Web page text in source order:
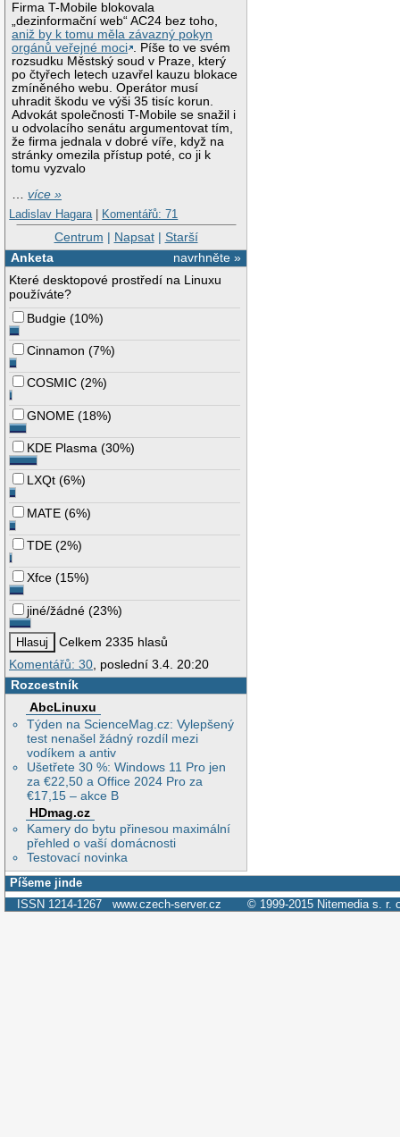
Firma T-Mobile blokovala
„dezinformační web“ AC24 bez toho,
aniž by k tomu měla závazný pokyn
orgánů veřejné moci . Píše to ve svém
rozsudku Městský soud v Praze, který
po čtyřech letech uzavřel kauzu blokace
zmíněného webu. Operátor musí
uhradit škodu ve výši 35 tisíc korun.
Advokát společnosti T-Mobile se snažil i
u odvolacího senátu argumentovat tím,
že firma jednala v dobré víře, když na
stránky omezila přístup poté, co ji k
tomu vyzvalo
…více »
Ladislav Hagara | Komentářů: 71
Centrum | Napsat| Starší
navrhněte »
Anketa
Které desktopové prostředí na Linuxu
používáte?
Budgie (10%)
Cinnamon (7%)
COSMIC (2%)
GNOME (18%)
KDE Plasma (30%)
LXQt (6%)
MATE (6%)
TDE (2%)
Xfce (15%)
jiné/žádné (23%)
Celkem 2335 hlasů
Komentářů: 30, poslední 3.4. 20:20
Rozcestník
AbcLinuxu
Týden na ScienceMag.cz: Vylepšený
test nenašel žádný rozdíl mezi
vodíkem a antiv
Ušetřete 30 %: Windows 11 Pro jen
za €22,50 a Office 2024 Pro za
€17,15 – akce B
HDmag.cz
Kamery do bytu přinesou maximální
přehled o vaší domácnosti
Testovací novinka
Píšeme jinde
ISSN 1214-1267 www.czech-server.cz © 1999-2015 Nitemedia s. r.